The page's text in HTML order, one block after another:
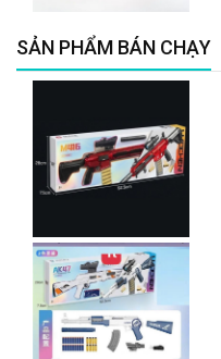
SẢN PHẨM BÁN CHẠY